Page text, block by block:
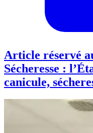
Article réservé
Sécheresse :
canicule,